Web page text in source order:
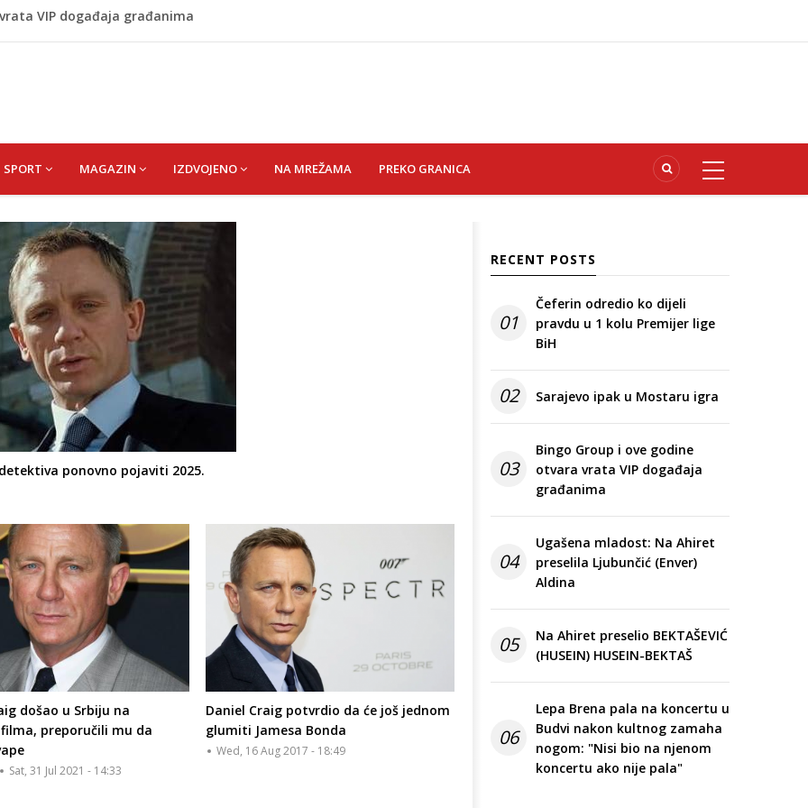
VIP događaja građanima
HUSEIN-BEKTAŠ
SPORT MAGAZIN IZDVOJENO NA MREŽAMA PREKO GRANICA
ponovno pojaviti 2025.
došao u Srbiju na
preporučili mu da
Sat, 31 Jul 2021 - 14:33
Daniel Craig potvrdio da će još jednom
glumiti Jamesa Bonda
Wed, 16 Aug 2017 - 18:49
RECENT POSTS
01
Čeferin odredio ko dijeli
pravdu u 1 kolu Premijer lige
BiH
02 Sarajevo ipak u Mostaru igra
03
Bingo Group i ove godine
otvara vrata VIP događaja
građanima
04
Ugašena mladost: Na Ahiret
preselila Ljubunčić (Enver)
Aldina
05
Na Ahiret preselio BEKTAŠEVIĆ
(HUSEIN) HUSEIN-BEKTAŠ
06
Lepa Brena pala na koncertu u
Budvi nakon kultnog zamaha
nogom: "Nisi bio na njenom
koncertu ako nije pala"